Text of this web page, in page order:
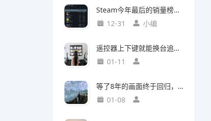
Steam今年最后的销量榜！最后赢家不是《光与影：33号远征队》
12-31
小编
遥控器上下键就能换台追剧，这款神器竟然打破了传统电视的所有限制
01-11
等了8年的画面终于回归，这个Mod竟然让《巫师3》重现当年神级预告
01-08